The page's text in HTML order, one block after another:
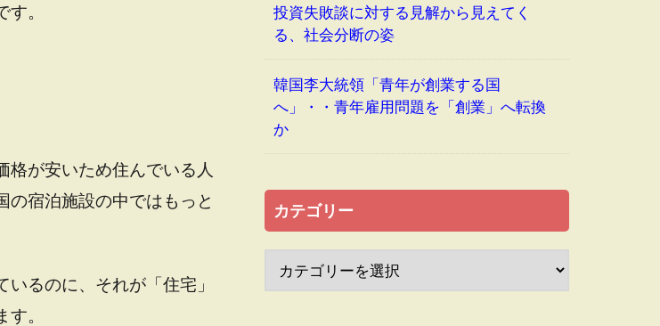
。
が安いため住んでいる人
の宿泊施設の中ではもっと
るのに、それが「住宅」
。
投資失敗談に対する見解から見えてく
る、社会分断の姿
韓国李大統領「青年が創業する国
へ」・・青年雇用問題を「創業」へ転換
か
カテゴリー